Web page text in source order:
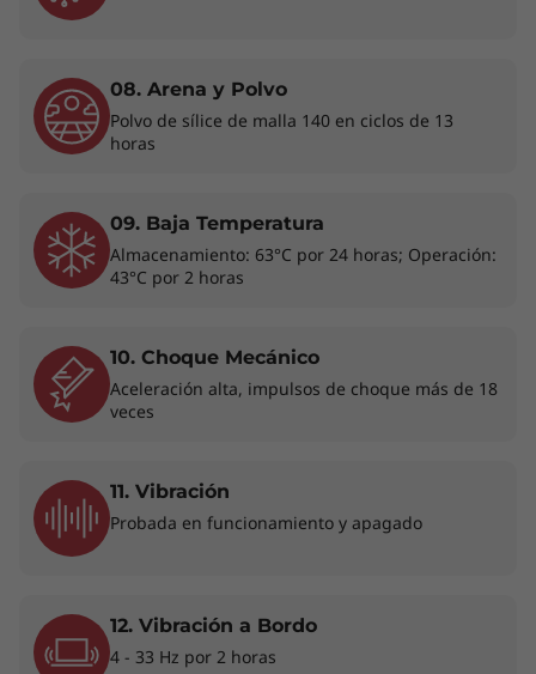
de plataforma segura independiente (dTPM),
humana funciona con la cámara de infrarrojos
que bloquea automáticamente el dispositivo
cuando te alejas. Además, Microsoft Pluton y la
través de AMD Memory Guard.
08. Arena y Polvo
Polvo de sílice de malla 140 en ciclos de 13
horas
09. Baja Temperatura
Almacenamiento: 63°C por 24 horas; Operación:
43°C por 2 horas
10. Choque Mecánico
Aceleración alta, impulsos de choque más de 18
veces
11. Vibración
Probada en funcionamiento y apagado
12. Vibración a Bordo
4 - 33 Hz por 2 horas